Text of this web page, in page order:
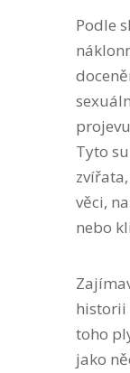
Podle
Tyto
věci,
nebo
historii
toho
jako